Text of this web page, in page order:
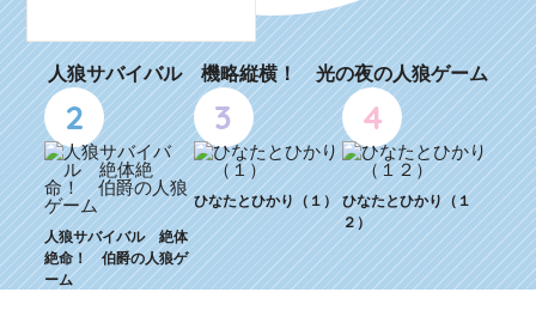
人狼サバイバル 機略縦横！ 光の夜の人狼ゲーム
2
人狼サバイバル 絶体
絶命！ 伯爵の人狼ゲ
ーム
3
ひなたとひかり（１）
4
ひなたとひかり（１
２）